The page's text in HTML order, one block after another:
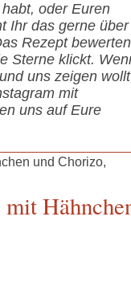
oder Euren
Ihr das gerne über
Rezept bewerten
Sterne klickt.
uns zeigen
mit
uns auf Eure
mit